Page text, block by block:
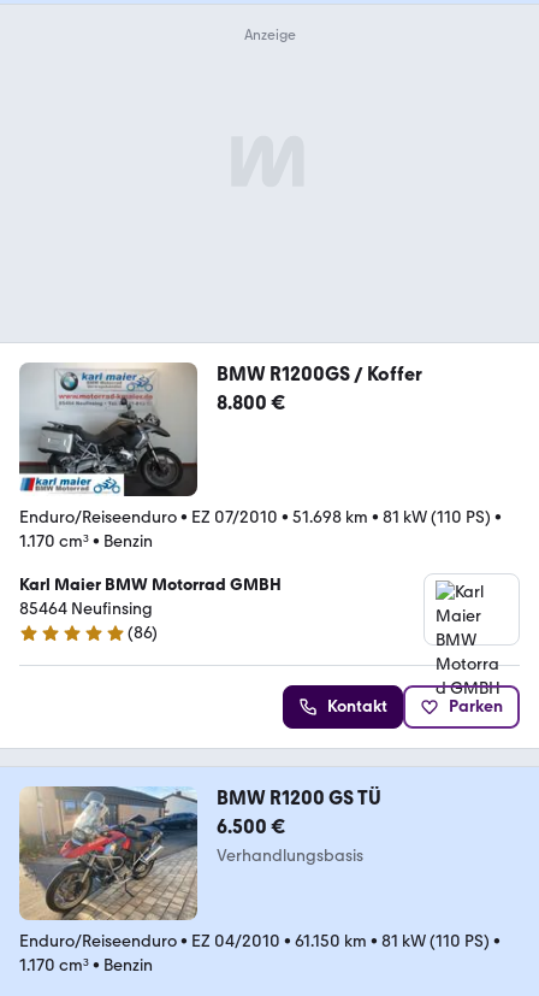
BMW R1200GS / Koffer
8.800 €
Enduro/Reiseenduro• EZ 07/2010 • 51.698 km • 81 kW (110 PS) •
1.170 cm³• Benzin
Karl Maier BMW Motorrad GMBH
85464 Neufinsing
4.9 Sterne
(86)
Kontakt Parken
BMW R1200 GS TÜ
6.500 €
Verhandlungsbasis
Enduro/Reiseenduro• EZ 04/2010 • 61.150 km • 81 kW (110 PS) •
1.170 cm³• Benzin